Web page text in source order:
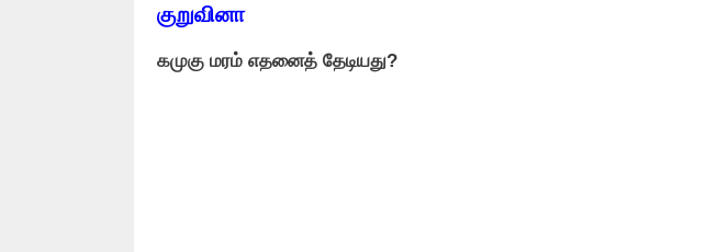
குறுவினா
கமுகு மரம் எதனைத் தேடியது?